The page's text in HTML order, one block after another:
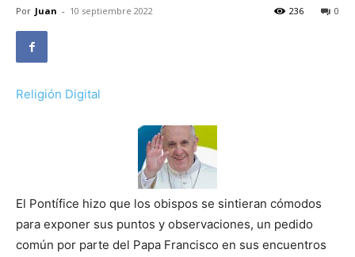
Por Juan - 10 septiembre 2022 0
236
Religión Digital
El Pontífice hizo que los obispos se sintieran cómodos
para exponer sus puntos y observaciones, un pedido
común por parte del Papa Francisco en sus encuentros